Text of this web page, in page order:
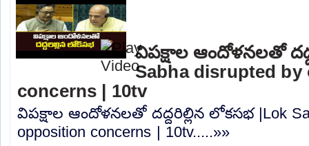
విపక్షాల ఆందోళనలతో
Sabha disrupted
concerns | 10tv
విపక్షాల ఆందోళనలతో దద్దరిల్లిన లోకసభ |Lok
opposition concerns | 10tv.....»»